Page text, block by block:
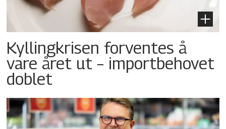
Kyllingkrisen forventes å
vare året ut – importbehovet
doblet